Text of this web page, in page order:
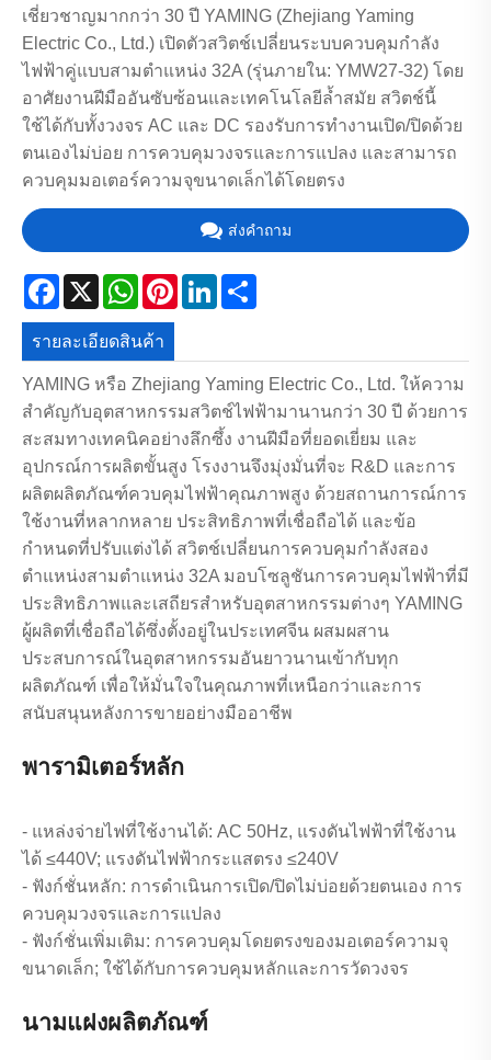
เชี่ยวชาญมากกว่า 30 ปี YAMING (Zhejiang Yaming
Electric Co., Ltd.) เปิดตัวสวิตช์เปลี่ยนระบบควบคุมกำลัง
ไฟฟ้าคู่แบบสามตำแหน่ง 32A (รุ่นภายใน: YMW27-32) โดย
อาศัยงานฝีมืออันซับซ้อนและเทคโนโลยีล้ำสมัย สวิตช์นี้
ใช้ได้กับทั้งวงจร AC และ DC รองรับการทำงานเปิด/ปิดด้วย
ตนเองไม่บ่อย การควบคุมวงจรและการแปลง และสามารถ
ควบคุมมอเตอร์ความจุขนาดเล็กได้โดยตรง
ส่งคำถาม
Facebook
X WhatsApp
PinterestLinkedIn
รายละเอียดสินค้า
YAMING หรือ Zhejiang Yaming Electric Co., Ltd. ให้ความ
สำคัญกับอุตสาหกรรมสวิตช์ไฟฟ้ามานานกว่า 30 ปี ด้วยการ
สะสมทางเทคนิคอย่างลึกซึ้ง งานฝีมือที่ยอดเยี่ยม และ
อุปกรณ์การผลิตขั้นสูง โรงงานจึงมุ่งมั่นที่จะ R&D และการ
ผลิตผลิตภัณฑ์ควบคุมไฟฟ้าคุณภาพสูง ด้วยสถานการณ์การ
ใช้งานที่หลากหลาย ประสิทธิภาพที่เชื่อถือได้ และข้อ
กำหนดที่ปรับแต่งได้ สวิตช์เปลี่ยนการควบคุมกำลังสอง
ตำแหน่งสามตำแหน่ง 32A มอบโซลูชันการควบคุมไฟฟ้าที่มี
ประสิทธิภาพและเสถียรสำหรับอุตสาหกรรมต่างๆ YAMING
ผู้ผลิตที่เชื่อถือได้ซึ่งตั้งอยู่ในประเทศจีน ผสมผสาน
ประสบการณ์ในอุตสาหกรรมอันยาวนานเข้ากับทุก
ผลิตภัณฑ์ เพื่อให้มั่นใจในคุณภาพที่เหนือกว่าและการ
สนับสนุนหลังการขายอย่างมืออาชีพ
พารามิเตอร์หลัก
- แหล่งจ่ายไฟที่ใช้งานได้: AC 50Hz, แรงดันไฟฟ้าที่ใช้งาน
ได้ ≤440V; แรงดันไฟฟ้ากระแสตรง ≤240V
- ฟังก์ชั่นหลัก: การดำเนินการเปิด/ปิดไม่บ่อยด้วยตนเอง การ
ควบคุมวงจรและการแปลง
- ฟังก์ชั่นเพิ่มเติม: การควบคุมโดยตรงของมอเตอร์ความจุ
ขนาดเล็ก; ใช้ได้กับการควบคุมหลักและการวัดวงจร
นามแฝงผลิตภัณฑ์